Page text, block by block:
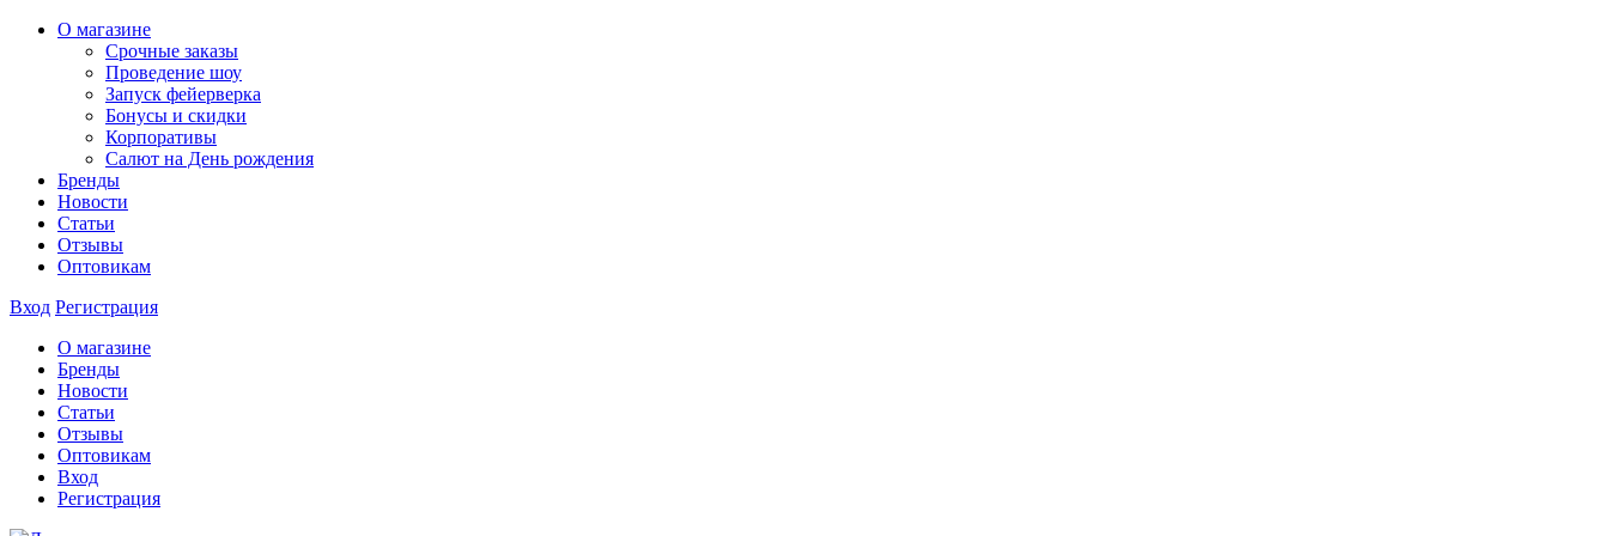
О магазине
Срочные заказы
Проведение шоу
Запуск фейерверка
Бонусы и скидки
Корпоративы
Салют на День рождения
Бренды
Новости
Статьи
Отзывы
Оптовикам
Вход Регистрация
О магазине
Бренды
Новости
Статьи
Отзывы
Оптовикам
Вход
Регистрация